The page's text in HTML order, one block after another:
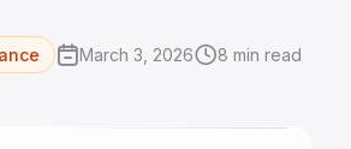
March 3, 2026 8 min read